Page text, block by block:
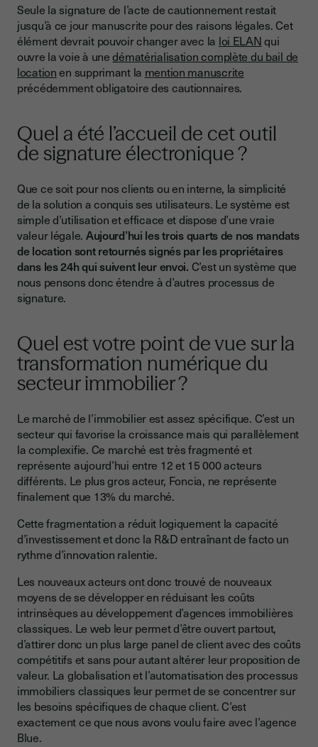
Seule la signature de l’acte de cautionnement restait
jusqu’à ce jour manuscrite pour des raisons légales. Cet
élément devrait pouvoir changer avec la loi ELANqui
ouvre la voie à unedématérialisation complète du bail de
locationen supprimant la mention manuscrite
précédemment obligatoire des cautionnaires.
Quel a été l’accueil de cet outil
de signature électronique ?
Que ce soit pour nos clients ou en interne, la simplicité
de la solution a conquis ses utilisateurs. Le système est
simple d’utilisation et efficace et dispose d’une vraie
valeur légale. Aujourd’hui les trois quarts de nos mandats
de location sont retournés signés par les propriétaires
dans les 24h qui suivent leur envoi. C’est un système que
nous pensons donc étendre à d’autres processus de
signature.
Quel est votre point de vue sur la
transformation numérique du
secteur immobilier ?
Le marché de l’immobilier est assez spécifique. C’est un
secteur qui favorise la croissance mais qui parallèlement
la complexifie. Ce marché est très fragmenté et
représente aujourd’hui entre 12 et 15 000 acteurs
différents. Le plus gros acteur, Foncia, ne représente
finalement que 13% du marché.
Cette fragmentation a réduit logiquement la capacité
d’investissement et donc la R&D entraînant de facto un
rythme d’innovation ralentie.
Les nouveaux acteurs ont donc trouvé de nouveaux
moyens de se développer en réduisant les coûts
intrinsèques au développement d’agences immobilières
classiques. Le web leur permet d’être ouvert partout,
d’attirer donc un plus large panel de client avec des coûts
compétitifs et sans pour autant altérer leur proposition de
valeur. La globalisation et l’automatisation des processus
immobiliers classiques leur permet de se concentrer sur
les besoins spécifiques de chaque client. C’est
exactement ce que nous avons voulu faire avec l’agence
Blue.